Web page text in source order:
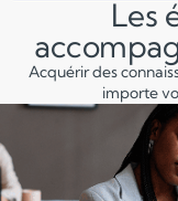
Les
Acquérir des
importe